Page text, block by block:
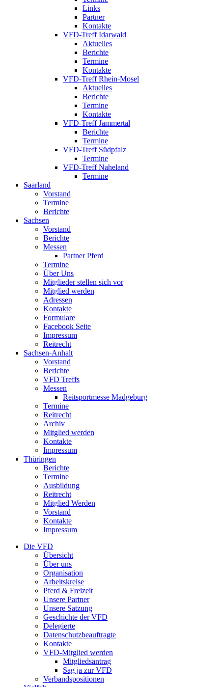
Links
Partner
Kontakte
VFD-Treff Idarwald
Aktuelles
Berichte
Termine
Kontakte
VFD-Treff Rhein-Mosel
Aktuelles
Berichte
Termine
Kontakte
VFD-Treff Jammertal
Berichte
Termine
VFD-Treff Südpfalz
Termine
VFD-Treff Naheland
Termine
Saarland
Vorstand
Termine
Berichte
Sachsen
Vorstand
Berichte
Messen
Partner Pferd
Termine
Über Uns
Mitglieder stellen sich vor
Mitglied werden
Adressen
Kontakte
Formulare
Facebook Seite
Impressum
Reitrecht
Sachsen-Anhalt
Vorstand
Berichte
VFD Treffs
Messen
Reitsportmesse Madgeburg
Termine
Reitrecht
Archiv
Mitglied werden
Kontakte
Impressum
Thüringen
Berichte
Termine
Ausbildung
Reitrecht
Mitglied Werden
Vorstand
Kontakte
Impressum
Die VFD
Übersicht
Über uns
Organisation
Arbeitskreise
Pferd & Freizeit
Unsere Partner
Unsere Satzung
Geschichte der VFD
Delegierte
Datenschutzbeauftragte
Kontakte
VFD-Mitglied werden
Mitgliedsantrag
Sag ja zur VFD
Verbandspositionen